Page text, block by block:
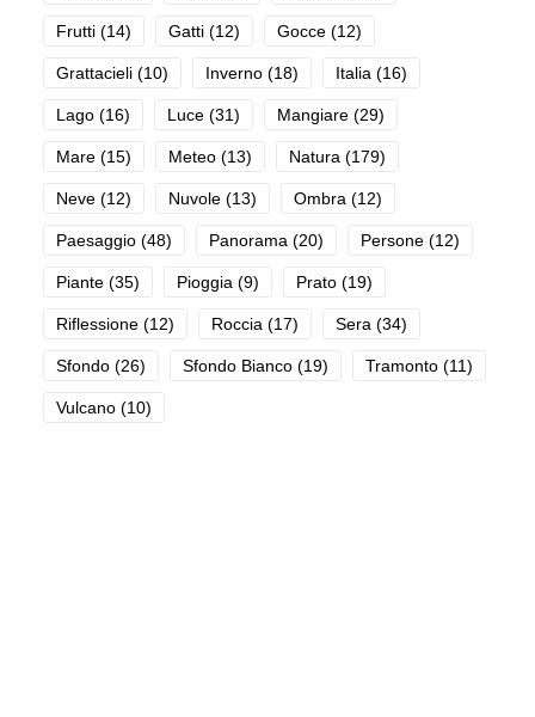
Frutti (14) Gatti (12) Gocce (12)
Grattacieli (10) Inverno (18) Italia (16)
Lago (16) Luce (31) Mangiare (29)
Mare (15) Meteo (13) Natura (179)
Neve (12) Nuvole (13) Ombra (12)
Paesaggio (48) Panorama (20) Persone (12)
Piante (35) Pioggia (9) Prato (19)
Riflessione (12) Roccia (17) Sera (34)
Sfondo (26) Sfondo Bianco (19) Tramonto (11)
Vulcano (10)